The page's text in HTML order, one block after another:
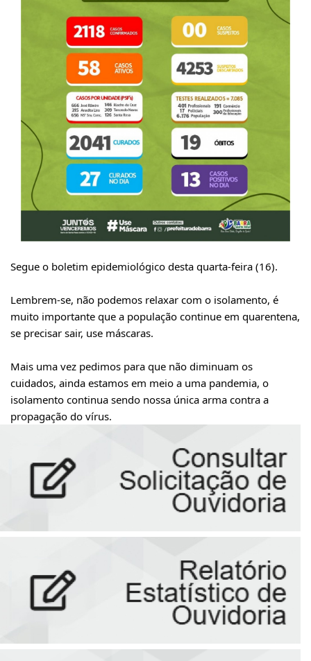
Segue o boletim epidemiológico desta quarta-feira (16).
Lembrem-se, não podemos relaxar com o isolamento, é
muito importante que a população continue em quarentena,
se precisar sair, use máscaras.
Mais uma vez pedimos para que não diminuam os
cuidados, ainda estamos em meio a uma pandemia, o
isolamento continua sendo nossa única arma contra a
propagação do vírus.